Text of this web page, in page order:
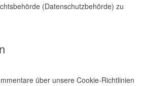
(Datenschutzbehörde) zu
über unsere Cookie-Richtlinien